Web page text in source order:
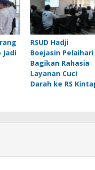
Jadi
RSUD Hadji
Boejasin Pelaihari
Bagikan Rahasia
Layanan Cuci
Darah ke RS